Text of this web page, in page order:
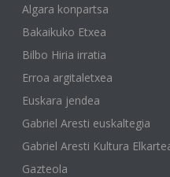
Algara konpartsa
Bakaikuko Etxea
Bilbo Hiria irratia
Erroa argitaletxea
Euskara jendea
Gabriel Aresti euskaltegia
Gabriel Aresti Kultura
Gazteola